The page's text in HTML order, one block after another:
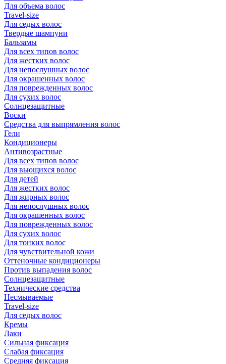
Для объема волос
Travel-size
Для седых волос
Твердые шампуни
Бальзамы
Для всех типов волос
Для жестких волос
Для непослушных волос
Для окрашенных волос
Для поврежденных волос
Для сухих волос
Солнцезащитные
Воски
Средства для выпрямления волос
Гели
Кондиционеры
Антивозрастные
Для всех типов волос
Для вьющихся волос
Для детей
Для жестких волос
Для жирных волос
Для непослушных волос
Для окрашенных волос
Для поврежденных волос
Для сухих волос
Для тонких волос
Для чувствительной кожи
Оттеночные кондиционеры
Против выпадения волос
Солнцезащитные
Технические средства
Несмываемые
Travel-size
Для седых волос
Кремы
Лаки
Сильная фиксация
Слабая фиксация
Средняя фиксация